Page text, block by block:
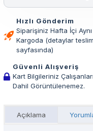
Hızlı Gönderim
Siparişiniz Hafta İçi
Kargoda (detaylar
sayfasında)
Güvenli Alışveriş
Kart Bilgileriniz
Dahil Görüntülenemez.
Açıklama